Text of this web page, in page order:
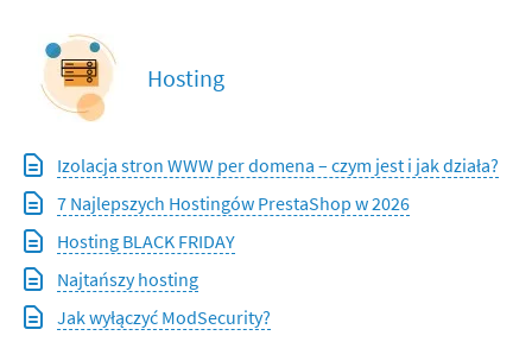
Hosting
Izolacja stron WWW per domena – czym jest i jak działa?
7 Najlepszych Hostingów PrestaShop w 2026
Hosting BLACK FRIDAY
Najtańszy hosting
Jak wyłączyć ModSecurity?